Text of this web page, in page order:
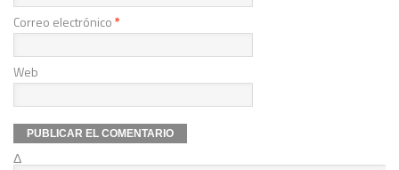
Correo electrónico*
Web
Δ